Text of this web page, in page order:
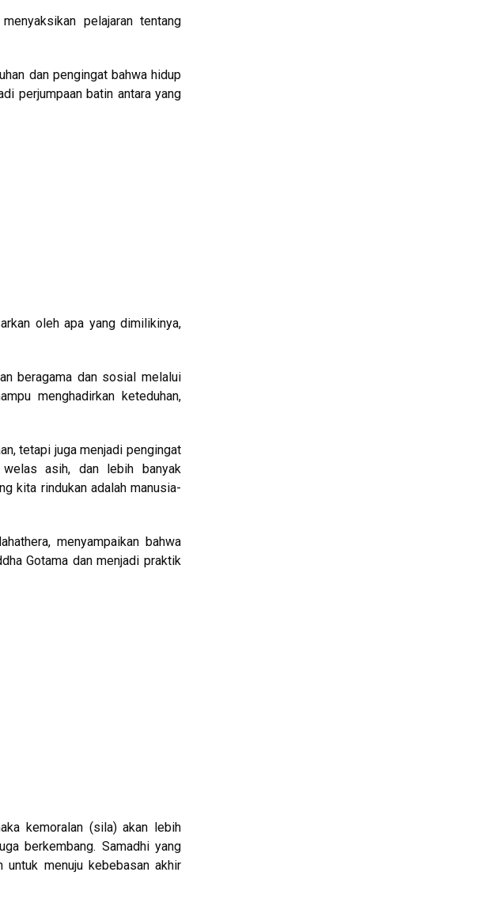
pelajaran tentang
dan pengingat bahwa hidup
perjumpaan batin antara yang
oleh apa yang dimilikinya,
beragama dan sosial melalui
menghadirkan keteduhan,
tetapi juga menjadi pengingat
asih, dan lebih banyak
kita rindukan adalah manusia-
menyampaikan bahwa
Gotama dan menjadi praktik
kemoralan (sila) akan lebih
berkembang. Samadhi yang
untuk menuju kebebasan akhir